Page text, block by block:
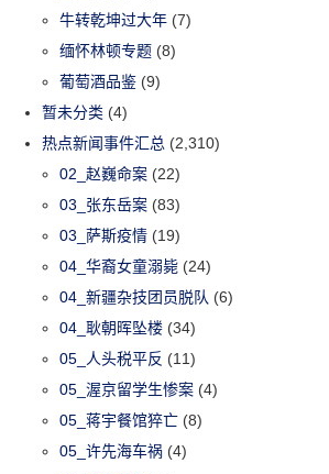
牛转乾坤过大年 (7)
缅怀林顿专题 (8)
葡萄酒品鉴 (9)
暂未分类 (4)
热点新闻事件汇总 (2,310)
02_赵巍命案 (22)
03_张东岳案 (83)
03_萨斯疫情 (19)
04_华裔女童溺毙 (24)
04_新疆杂技团员脱队 (6)
04_耿朝晖坠楼 (34)
05_人头税平反 (11)
05_渥京留学生惨案 (4)
05_蒋宇餐馆猝亡 (8)
05_许先海车祸 (4)